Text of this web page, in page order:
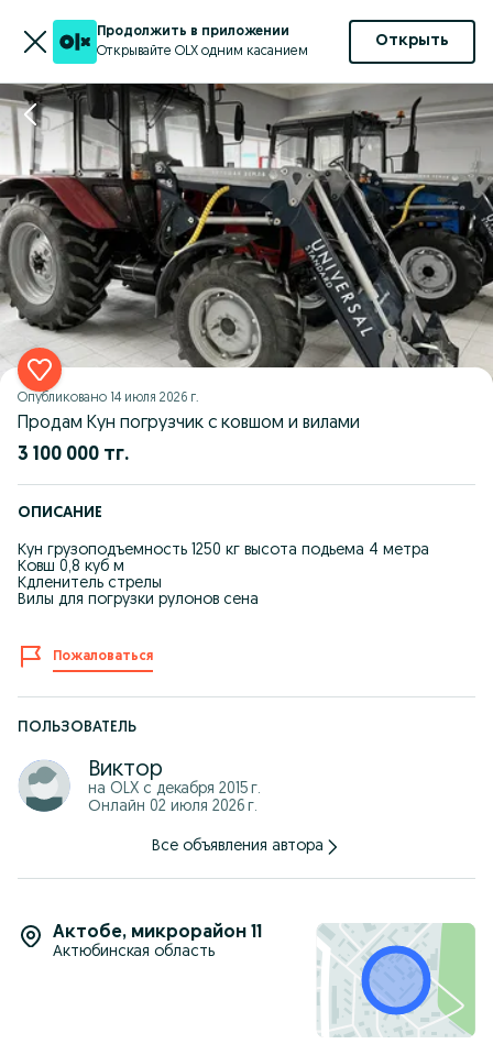
Продолжить в приложении
Открывайте OLX одним касанием
Открыть
Опубликовано 14 июля 2026 г.
Продам Кун погрузчик с ковшом и вилами
3 100 000 тг.
ОПИСАНИЕ
Кун грузоподъемность 1250 кг высота подьема 4 метра
Ковш 0,8 куб м
Кдленитель стрелы
Вилы для погрузки рулонов сена
Пожаловаться
ПОЛЬЗОВАТЕЛЬ
Виктор
на OLX с декабря 2015 г.
Онлайн 02 июля 2026 г.
Все объявления автора
Актобе, микрорайон 11
Актюбинская область